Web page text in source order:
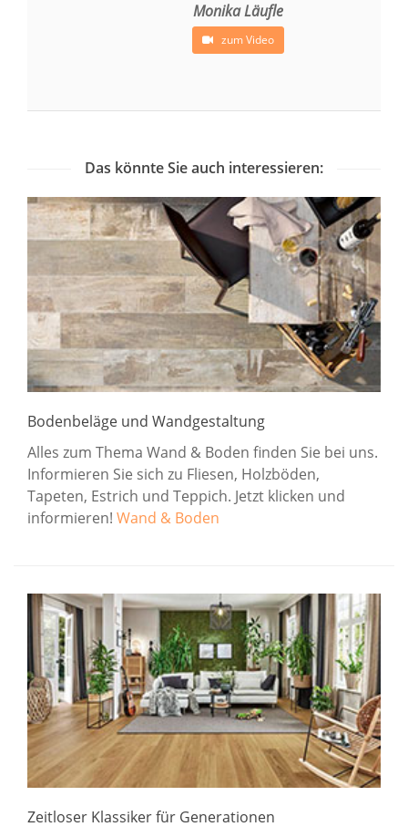
Monika Läufle
zum Video
Das könnte Sie auch interessieren:
Bodenbeläge und Wandgestaltung
Alles zum Thema Wand & Boden finden Sie bei uns.
Informieren Sie sich zu Fliesen, Holzböden,
Tapeten, Estrich und Teppich. Jetzt klicken und
informieren! Wand & Boden
Zeitloser Klassiker für Generationen